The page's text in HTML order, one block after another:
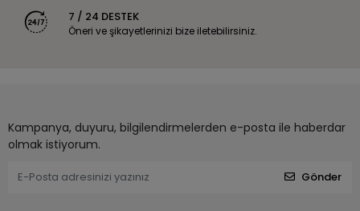
7 / 24 DESTEK
Öneri ve şikayetlerinizi bize iletebilirsiniz.
Kampanya, duyuru, bilgilendirmelerden e-posta ile haberdar
olmak istiyorum.
Gönder